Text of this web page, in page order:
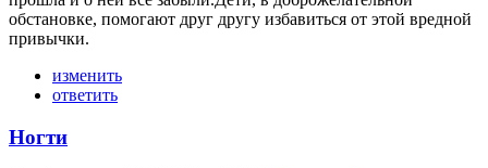
обстановке, помогают друг другу избавиться от этой вредной
привычки.
изменить
ответить
Ногти